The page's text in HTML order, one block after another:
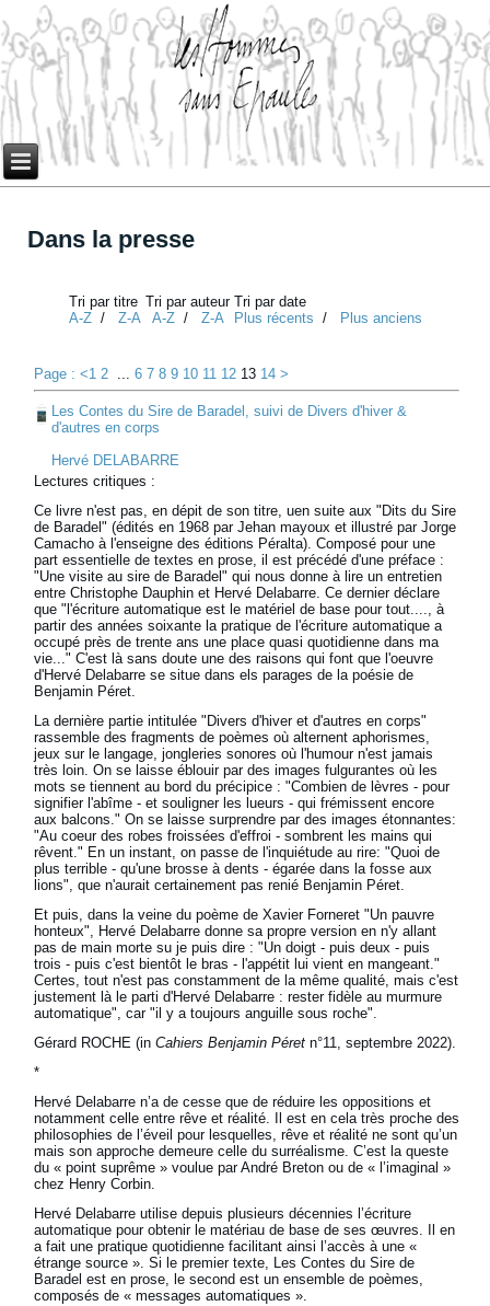
Dans la presse
Tri par titre
A-Z /Z-A
Tri par auteur
A-Z/ Z-A
Tri par date
Plus récents / Plus anciens
Page : <12 ...6789 10 11 12 13 14>
Les Contes du Sire de Baradel, suivi de Divers d'hiver &
d'autres en corps
Hervé DELABARRE
Lectures critiques :
Ce livre n'est pas, en dépit de son titre, uen suite aux "Dits du Sire
de Baradel" (édités en 1968 par Jehan mayoux et illustré par Jorge
Camacho à l'enseigne des éditions Péralta). Composé pour une
part essentielle de textes en prose, il est précédé d'une préface :
"Une visite au sire de Baradel" qui nous donne à lire un entretien
entre Christophe Dauphin et Hervé Delabarre. Ce dernier déclare
que "l'écriture automatique est le matériel de base pour tout...., à
partir des années soixante la pratique de l'écriture automatique a
occupé près de trente ans une place quasi quotidienne dans ma
vie..." C'est là sans doute une des raisons qui font que l'oeuvre
d'Hervé Delabarre se situe dans els parages de la poésie de
Benjamin Péret.
La dernière partie intitulée "Divers d'hiver et d'autres en corps"
rassemble des fragments de poèmes où alternent aphorismes,
jeux sur le langage, jongleries sonores où l'humour n'est jamais
très loin. On se laisse éblouir par des images fulgurantes où les
mots se tiennent au bord du précipice : "Combien de lèvres - pour
signifier l'abîme - et souligner les lueurs - qui frémissent encore
aux balcons." On se laisse surprendre par des images étonnantes:
"Au coeur des robes froissées d'effroi - sombrent les mains qui
rêvent." En un instant, on passe de l'inquiétude au rire: "Quoi de
plus terrible - qu'une brosse à dents - égarée dans la fosse aux
lions", que n'aurait certainement pas renié Benjamin Péret.
Et puis, dans la veine du poème de Xavier Forneret "Un pauvre
honteux", Hervé Delabarre donne sa propre version en n'y allant
pas de main morte su je puis dire : "Un doigt - puis deux - puis
trois - puis c'est bientôt le bras - l'appétit lui vient en mangeant."
Certes, tout n'est pas constamment de la même qualité, mais c'est
justement là le parti d'Hervé Delabarre : rester fidèle au murmure
automatique", car "il y a toujours anguille sous roche".
Gérard ROCHE (inCahiers Benjamin Péret n°11, septembre 2022).
*
Hervé Delabarre n’a de cesse que de réduire les oppositions et
notamment celle entre rêve et réalité. Il est en cela très proche des
philosophies de l’éveil pour lesquelles, rêve et réalité ne sont qu’un
mais son approche demeure celle du surréalisme. C’est la queste
du « point suprême » voulue par André Breton ou de « l’imaginal »
chez Henry Corbin.
Hervé Delabarre utilise depuis plusieurs décennies l’écriture
automatique pour obtenir le matériau de base de ses œuvres. Il en
a fait une pratique quotidienne facilitant ainsi l’accès à une «
étrange source ». Si le premier texte, Les Contes du Sire de
Baradel est en prose, le second est un ensemble de poèmes,
composés de « messages automatiques ».